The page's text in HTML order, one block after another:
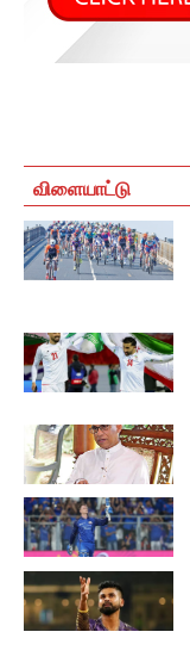
விளையாட்டு